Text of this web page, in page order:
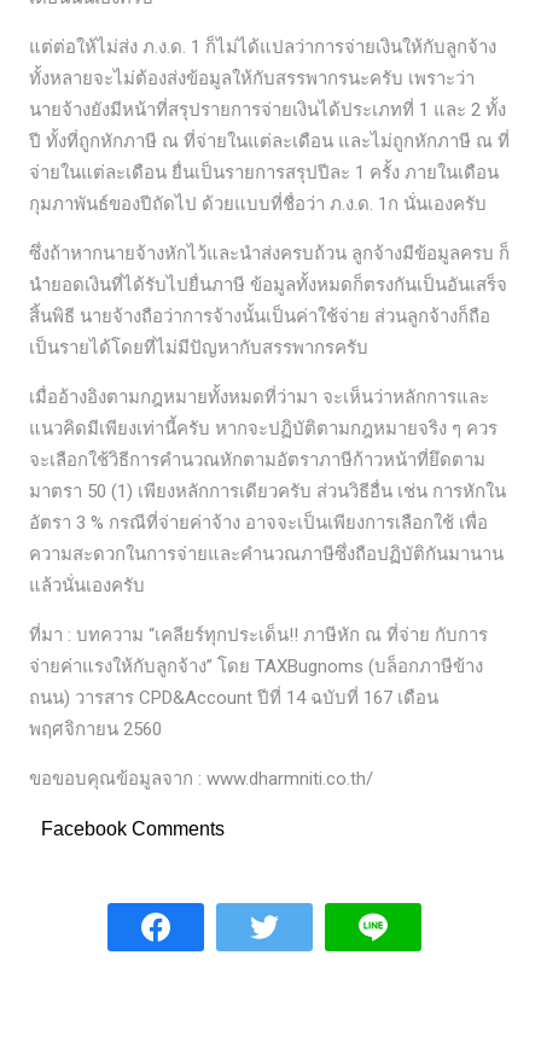
แต่ต่อให้ไม่ส่ง ภ.ง.ด. 1 ก็ไม่ได้แปลว่าการจ่ายเงินให้กับลูกจ้าง
ทั้งหลายจะไม่ต้องส่งข้อมูลให้กับสรรพากรนะครับ เพราะว่า
นายจ้างยังมีหน้าที่สรุปรายการจ่ายเงินได้ประเภทที่ 1 และ 2 ทั้ง
ปี ทั้งที่ถูกหักภาษี ณ ที่จ่ายในแต่ละเดือน และไม่ถูกหักภาษี ณ ที่
จ่ายในแต่ละเดือน ยื่นเป็นรายการสรุปปีละ 1 ครั้ง ภายในเดือน
กุมภาพันธ์ของปีถัดไป ด้วยแบบที่ชื่อว่า ภ.ง.ด. 1ก นั่นเองครับ
ซึ่งถ้าหากนายจ้างหักไว้และนำส่งครบถ้วน ลูกจ้างมีข้อมูลครบ ก็
นำยอดเงินที่ได้รับไปยื่นภาษี ข้อมูลทั้งหมดก็ตรงกันเป็นอันเสร็จ
สิ้นพิธี นายจ้างถือว่าการจ้างนั้นเป็นค่าใช้จ่าย ส่วนลูกจ้างก็ถือ
เป็นรายได้โดยที่ไม่มีปัญหากับสรรพากรครับ
เมื่ออ้างอิงตามกฎหมายทั้งหมดที่ว่ามา จะเห็นว่าหลักการและ
แนวคิดมีเพียงเท่านี้ครับ หากจะปฏิบัติตามกฎหมายจริง ๆ ควร
จะเลือกใช้วิธีการคำนวณหักตามอัตราภาษีก้าวหน้าที่ยึดตาม
มาตรา 50 (1) เพียงหลักการเดียวครับ ส่วนวิธีอื่น เช่น การหักใน
อัตรา 3 % กรณีที่จ่ายค่าจ้าง อาจจะเป็นเพียงการเลือกใช้ เพื่อ
ความสะดวกในการจ่ายและคำนวณภาษีซึ่งถือปฏิบัติกันมานาน
แล้วนั่นเองครับ
ที่มา : บทความ “เคลียร์ทุกประเด็น!! ภาษีหัก ณ ที่จ่าย กับการ
จ่ายค่าแรงให้กับลูกจ้าง” โดย TAXBugnoms (บล็อกภาษีข้าง
ถนน) วารสาร CPD&Account ปีที่ 14 ฉบับที่ 167 เดือน
พฤศจิกายน 2560
ขอขอบคุณข้อมูลจาก : www.dharmniti.co.th/
Facebook Comments